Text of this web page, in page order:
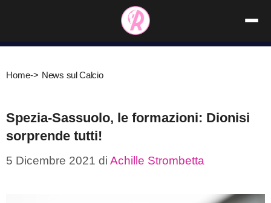
contenuto
Home-> News sul Calcio
Spezia-Sassuolo, le formazioni: Dionisi
sorprende tutti!
5 Dicembre 2021 di Achille Strombetta